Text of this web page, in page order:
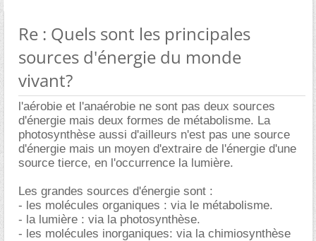
Re : Quels sont les principales
sources d'énergie du monde
vivant?
l'aérobie et l'anaérobie ne sont pas deux sources
d'énergie mais deux formes de métabolisme. La
photosynthèse aussi d'ailleurs n'est pas une source
d'énergie mais un moyen d'extraire de l'énergie d'une
source tierce, en l'occurrence la lumière.
Les grandes sources d'énergie sont :
- les molécules organiques : via le métabolisme.
- la lumière : via la photosynthèse.
- les molécules inorganiques: via la chimiosynthèse